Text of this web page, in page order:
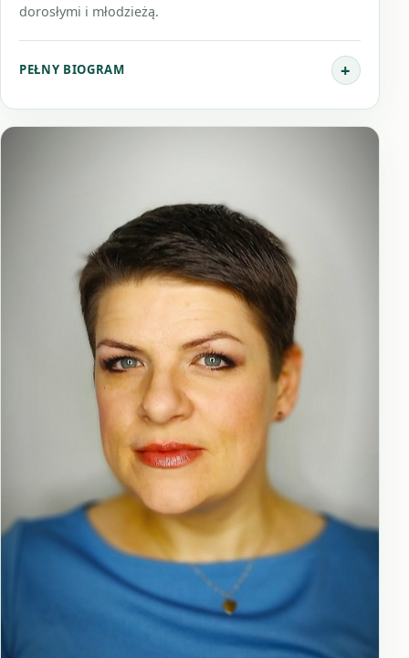
dorosłymi i młodzieżą.
PEŁNY BIOGRAM